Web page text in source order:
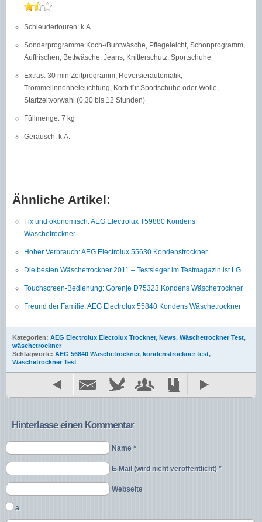
Schleudertouren: k.A.
Sonderprogramme:Koch-/Buntwäsche, Pflegeleicht, Schonprogramm,
Auffrischen, Bettwäsche, Jeans, Knitterschutz, Sportschuhe
Extras: 30 min Zeitprogramm, Reversierautomatik,
Trommelinnenbeleuchtung, Korb für Sportschuhe oder Wolle,
Startzeitvorwahl (0,30 bis 12 Stunden)
Füllmenge: 7 kg
Geräusch: k.A.
Ähnliche Artikel:
Fix und ökonomisch: AEG Electrolux T59880 Kondens
Wäschetrockner
Hoher Verbrauch: AEG Electrolux 55630 Kondenstrockner
Die besten Wäschetrockner 2011 – Testsieger im Testmagazin ist LG
Touchscreen-Bedienung: Gorenje D75323 Kondens Wäschetrockner
Freund der Familie: AEG Electrolux 55840 Kondens Wäschetrockner
Kategorien: AEG Electrolux Electolux Trockner, News, Wäschetrockner Test,
wäschetrockner
Schlagworte: AEG 56840 Wäschetrockner, kondenstrockner test,
Wäschetrockner Test
Hinterlasse einen Kommentar
Name *
E-Mail (wird nicht veröffentlicht) *
Webseite
a